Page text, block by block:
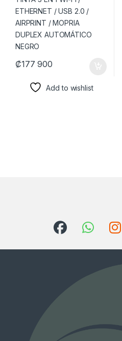
₡177 900
Add to wishlist